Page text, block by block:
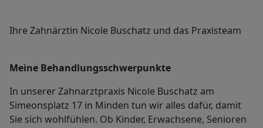
Ihre Zahnärztin Nicole Buschatz und das Praxisteam
Meine Behandlungs­schwerpunkte
In unserer Zahnarztpraxis Nicole Buschatz am
Simeonsplatz 17 in Minden tun wir alles dafür, damit
Sie sich wohlfühlen. Ob Kinder, Erwachsene, Senioren